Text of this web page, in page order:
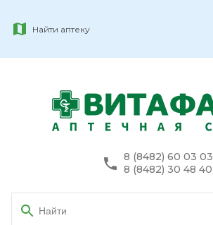
Найти аптеку
8 (8482) 60 03 03
8 (8482) 30 48 40